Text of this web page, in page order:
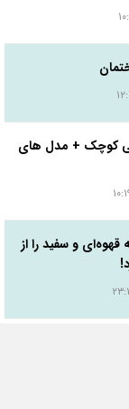
کوچک + مدل های
و سفید را از